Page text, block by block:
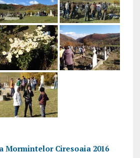
Mormintelor Ciresoaia 2016